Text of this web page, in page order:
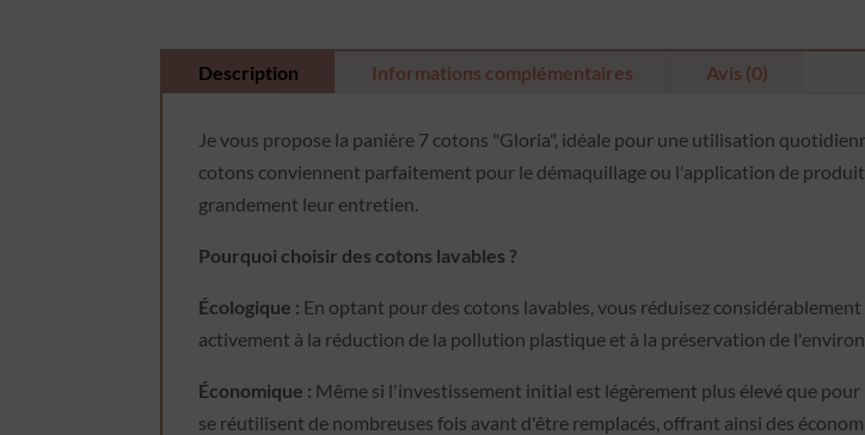
Description Informations complémentaires Avis (0)
Je vous propose la panière 7 cotons "Gloria", idéale pour une utilisation
cotons conviennent parfaitement pour le démaquillage ou l'application de
grandement leur entretien.
Pourquoi choisir des cotons lavables ?
Écologique : En optant pour des cotons lavables, vous réduisez
activement à la réduction de la pollution plastique et à la préservation de
Économique : Même si l'investissement initial est légèrement plus élevé que
se réutilisent de nombreuses fois avant d'être remplacés, offrant ainsi des